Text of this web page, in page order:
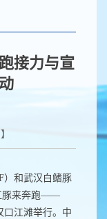
接力与宣
）和武汉白鳍豚
豚来奔跑——
口江滩举行。中